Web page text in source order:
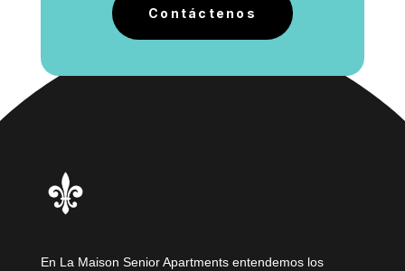
Contáctenos
En La Maison Senior Apartments entendemos los